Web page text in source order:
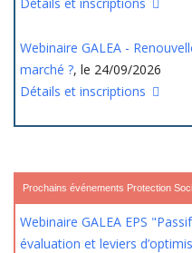
Webinaire GALEA -
marché ?, le 24/09/2026
Détails et inscriptions
Prochains événements Protection
Webinaire GALEA EPS
évaluation et leviers